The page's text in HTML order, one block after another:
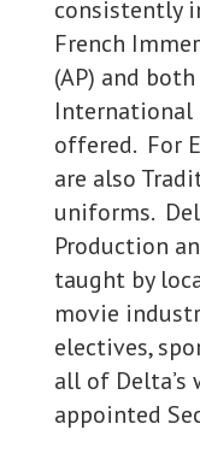
consistently
French
(AP) and
International
offered. For
are also
uniforms.
Production
taught by
movie
electives,
all of Delta’s
appointed